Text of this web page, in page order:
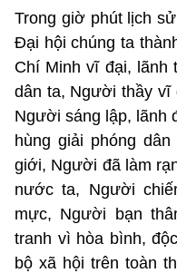
Trong giờ phút lịch
Đại hội chúng ta
Chí Minh vĩ đại, lãnh
dân ta, Người thầy vĩ
Người sáng lập, lãnh
hùng giải phóng
giới, Người đã làm
nước ta, Người
mực, Người bạn
tranh vì hòa bình,
bộ xã hội trên toàn